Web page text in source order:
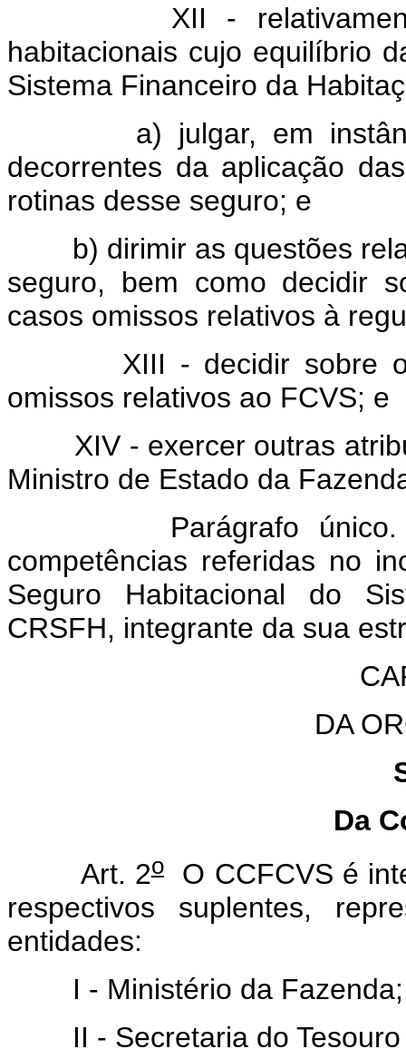
XII - relativamente a
habitacionais cujo equilíbrio
Sistema Financeiro da
a) julgar, em instância
decorrentes da aplicação
rotinas desse seguro; e
b) dirimir as questões
seguro, bem como decidir
casos omissos relativos à
XIII - decidir sobre o
omissos relativos ao FCVS; e
XIV - exercer outras
Ministro de Estado da
Parágrafo único. O
competências referidas no
Seguro Habitacional do
CRSFH, integrante da sua
DA
Da
Art. 2oO CCFCVS é
respectivos suplentes,
entidades:
I - Ministério da Fazenda;
II - Secretaria do Tesouro